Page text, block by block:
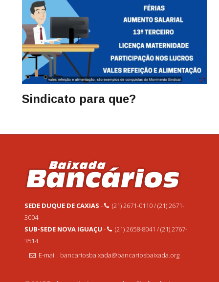
Sindicato para que?
SEDE DUQUE DE CAXIAS -
(21) 2671-0110 / (21) 2671-
3004
SUB-SEDE NOVA IGUAÇU -
(21) 2658-8041 / (21) 2767-
3514
E-mail : bancariosbaixada@bancariosbaixada.org